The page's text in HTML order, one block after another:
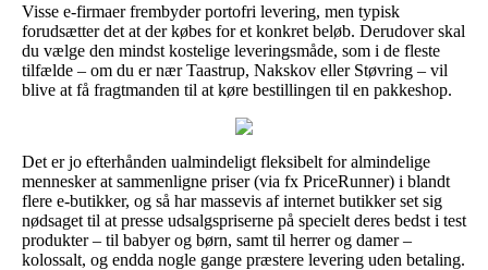
Visse e-firmaer frembyder portofri levering, men typisk
forudsætter det at der købes for et konkret beløb. Derudover skal
du vælge den mindst kostelige leveringsmåde, som i de fleste
tilfælde – om du er nær Taastrup, Nakskov eller Støvring – vil
blive at få fragtmanden til at køre bestillingen til en pakkeshop.
Det er jo efterhånden ualmindeligt fleksibelt for almindelige
mennesker at sammenligne priser (via fx PriceRunner) i blandt
flere e-butikker, og så har massevis af internet butikker set sig
nødsaget til at presse udsalgspriserne på specielt deres bedst i test
produkter – til babyer og børn, samt til herrer og damer –
kolossalt, og endda nogle gange præstere levering uden betaling.